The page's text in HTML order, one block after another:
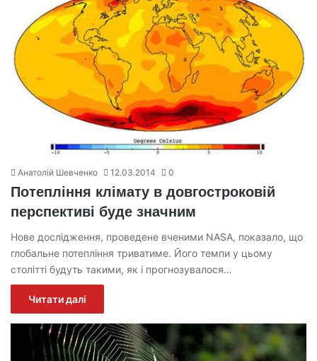
Анатолій Шевченко 12.03.2014 0
Потепління клімату в довгостроковій
перспективі буде значним
Нове дослідження, проведене вченими NASA, показало, що
глобальне потепління триватиме. Його темпи у цьому
столітті будуть такими, як і прогнозувалося…
Читати далі